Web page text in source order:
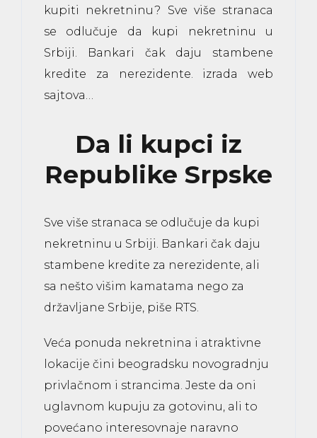
kupiti nekretninu? Sve više stranaca
se odlučuje da kupi
nekretninu u
Srbiji. Bankari čak daju stambene
kredite za nerezidente. izrada web
sajtova…
Da li kupci iz
Republike Srpske
Sve više stranaca se odlučuje da kupi
nekretninu u Srbiji. Bankari čak daju
stambene kredite za nerezidente, ali
sa nešto višim kamatama nego za
državljane Srbije, piše RTS.
Veća ponuda nekretnina i atraktivne
lokacije čini beogradsku novogradnju
privlačnom i strancima. Jeste da oni
uglavnom kupuju za gotovinu, ali to
povećano interesovnaje naravno